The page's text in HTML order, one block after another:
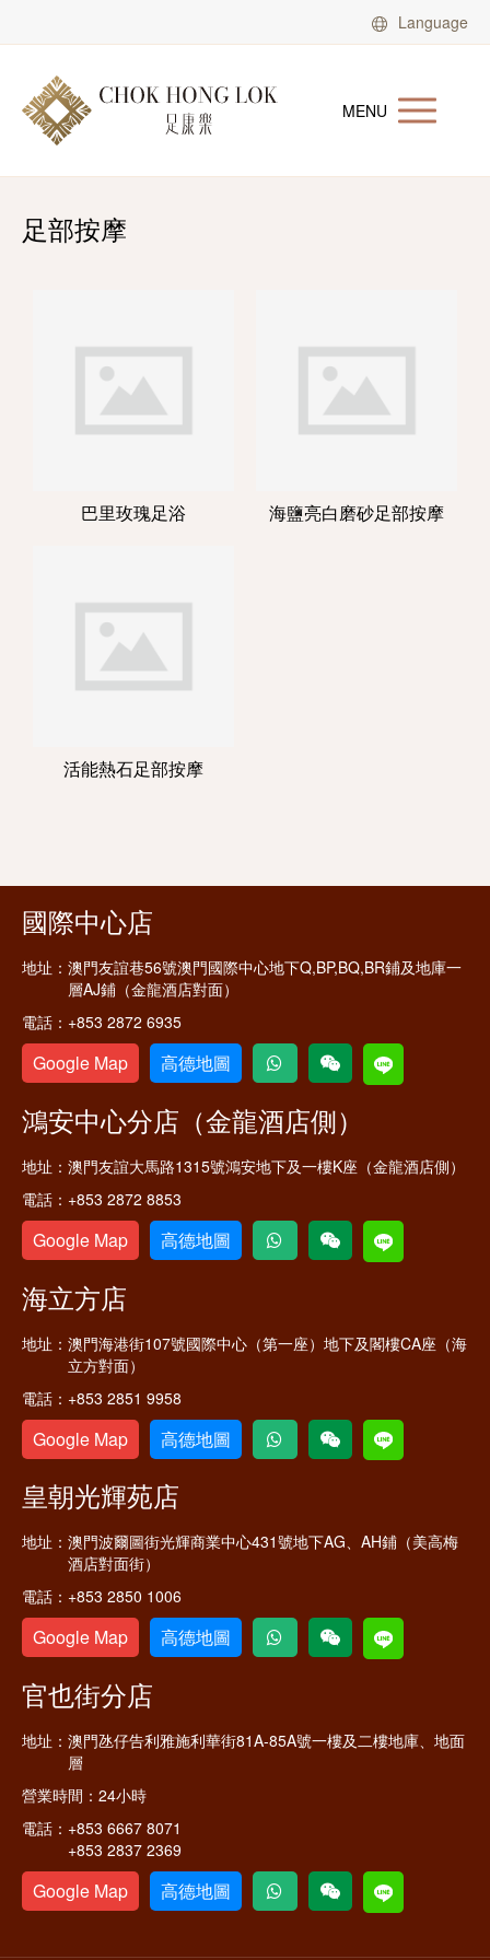
Language
MENU
足部按摩
巴里玫瑰足浴 海鹽亮白磨砂足部按摩
活能熱石足部按摩
國際中心店
地址： 澳門友誼巷56號澳門國際中心地下Q,BP,BQ,BR鋪及地庫一
層AJ鋪（金龍酒店對面）
電話： +853 2872 6935
Google Map 高德地圖
鴻安中心分店（金龍酒店側）
地址： 澳門友誼大馬路1315號鴻安地下及一樓K座（金龍酒店側）
電話： +853 2872 8853
Google Map 高德地圖
海立方店
地址： 澳門海港街107號國際中心（第一座）地下及閣樓CA座（海
立方對面）
電話： +853 2851 9958
Google Map 高德地圖
皇朝光輝苑店
地址： 澳門波爾圖街光輝商業中心431號地下AG、AH鋪（美高梅
酒店對面街）
電話： +853 2850 1006
Google Map 高德地圖
官也街分店
地址： 澳門氹仔告利雅施利華街81A-85A號一樓及二樓地庫、地面
層
營業時間： 24小時
電話： +853 6667 8071
+853 2837 2369
Google Map 高德地圖